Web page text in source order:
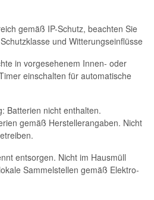
gemäß IP-Schutz, beachten Sie
und Witterungseinflüsse
in vorgesehenem Innen- oder
einschalten für automatische
Batterien nicht enthalten.
gemäß Herstellerangaben. Nicht
entsorgen. Nicht im Hausmüll
Sammelstellen gemäß Elektro-